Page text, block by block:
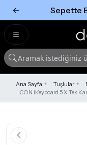
← Sepette
Ana Sayfa Tuşlular
iCON iKeyboard 5 X Tek